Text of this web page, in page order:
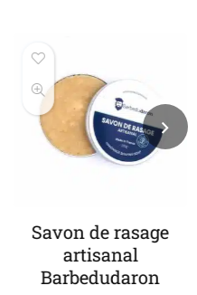
Savon de rasage
artisanal
Barbedudaron